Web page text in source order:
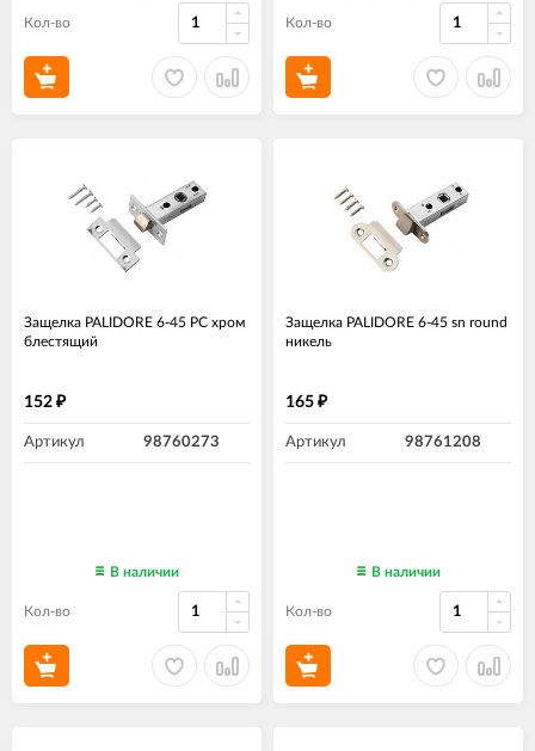
Кол-во Кол-во
Защелка PALIDORE 6-45 PC хром
блестящий
152 ₽
Артикул 98760273
В наличии
Кол-во
Защелка PALIDORE 6-45 sn round
никель
165 ₽
Артикул 98761208
В наличии
Кол-во